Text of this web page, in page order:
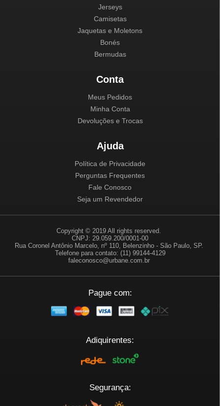
Jerseys
Camisetas
Jaquetas e Moletons
Bonés
Bermudas
Conta
Meus Pedidos
Minha Conta
Devoluções e Trocas
Ajuda
Política de Privacidade
Perguntas Frequentes
Fale Conosco
Seja um Revendedor
Copyright © 2019 All rights reserved.
CNPJ: 29.059.200/0001-00
Rua Coronel Antônio Marcelo, nº 110, Belenzinho - São Paulo, SP.
Telefone para contato: (11) 99144-4129
faleconosco@urbane.com.br
Pague com:
Adiquirentes:
Segurança: